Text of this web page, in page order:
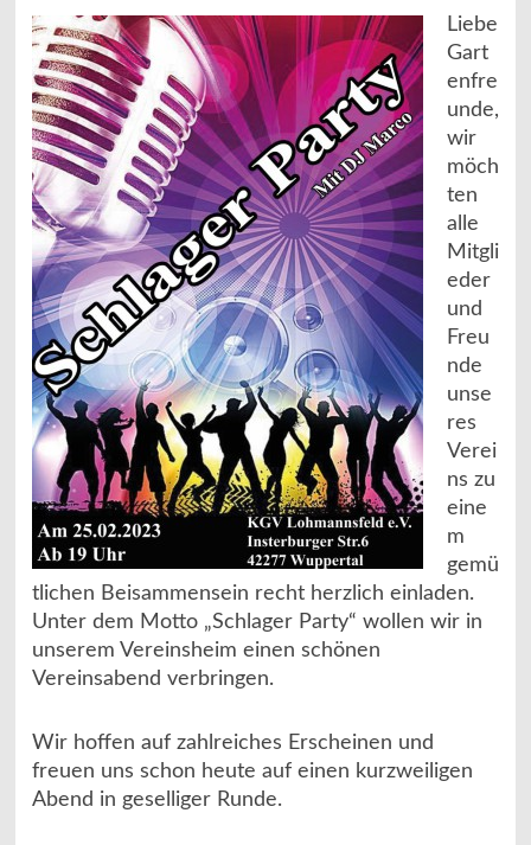
Liebe
Gart
enfre
unde,
wir
möch
ten
alle
Mitgli
eder
und
Freu
nde
unse
res
Verei
ns zu
eine
m
gemü
tlichen Beisammensein recht herzlich einladen.
Unter dem Motto „Schlager Party“ wollen wir in
unserem Vereinsheim einen schönen
Vereinsabend verbringen.
Wir hoffen auf zahlreiches Erscheinen und
freuen uns schon heute auf einen kurzweiligen
Abend in geselliger Runde.